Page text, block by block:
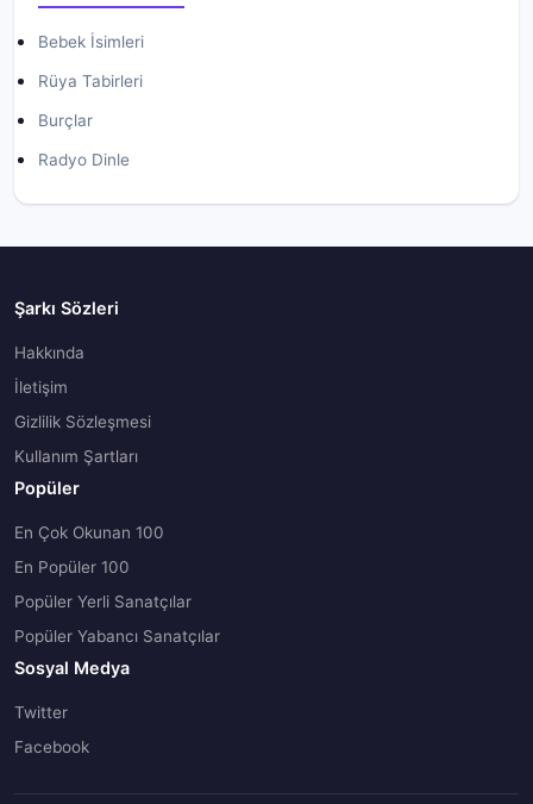
Bebek İsimleri
Rüya Tabirleri
Burçlar
Radyo Dinle
Şarkı Sözleri
Hakkında
İletişim
Gizlilik Sözleşmesi
Kullanım Şartları
Popüler
En Çok Okunan 100
En Popüler 100
Popüler Yerli Sanatçılar
Popüler Yabancı Sanatçılar
Sosyal Medya
Twitter
Facebook